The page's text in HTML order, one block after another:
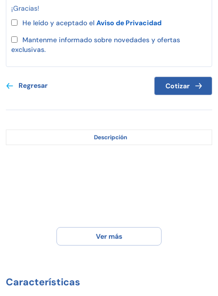
¡Gracias!
He leído y aceptado el Aviso de Privacidad
Mantenme informado sobre novedades y ofertas
exclusivas.
Regresar Cotizar
Descripción
Ver más
Características